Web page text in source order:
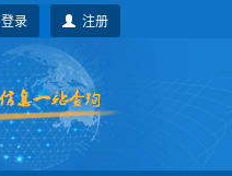
注册
登录